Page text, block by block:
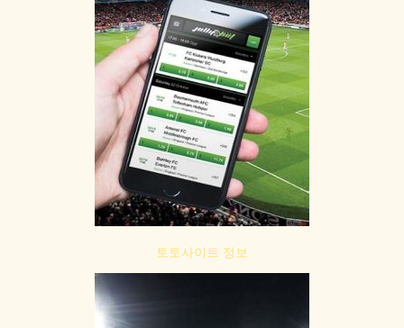
토토사이트 정보